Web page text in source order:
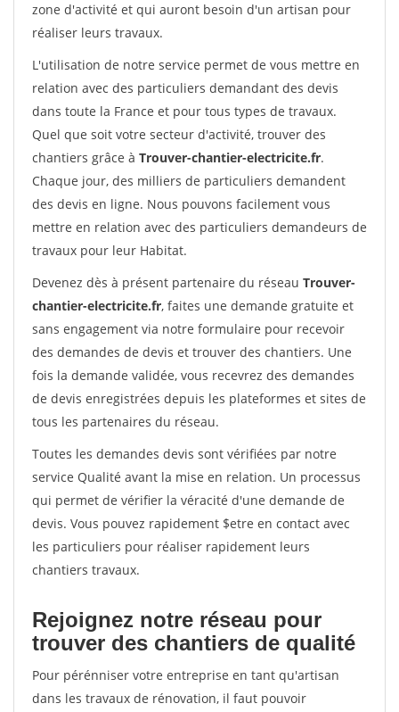
zone d'activité et qui auront besoin d'un artisan pour
réaliser leurs travaux.
L'utilisation de notre service permet de vous mettre en
relation avec des particuliers demandant des devis
dans toute la France et pour tous types de travaux.
Quel que soit votre secteur d'activité, trouver des
chantiers grâce à Trouver-chantier-electricite.fr.
Chaque jour, des milliers de particuliers demandent
des devis en ligne. Nous pouvons facilement vous
mettre en relation avec des particuliers demandeurs de
travaux pour leur Habitat.
Devenez dès à présent partenaire du réseau Trouver-
chantier-electricite.fr, faites une demande gratuite et
sans engagement via notre formulaire pour recevoir
des demandes de devis et trouver des chantiers. Une
fois la demande validée, vous recevrez des demandes
de devis enregistrées depuis les plateformes et sites de
tous les partenaires du réseau.
Toutes les demandes devis sont vérifiées par notre
service Qualité avant la mise en relation. Un processus
qui permet de vérifier la véracité d'une demande de
devis. Vous pouvez rapidement $etre en contact avec
les particuliers pour réaliser rapidement leurs
chantiers travaux.
Rejoignez notre réseau pour
trouver des chantiers de qualité
Pour pérénniser votre entreprise en tant qu'artisan
dans les travaux de rénovation, il faut pouvoir